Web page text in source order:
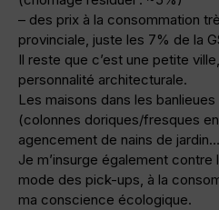
– des prix à la consommation
provinciale, juste les 7% de la
Il reste que c’est une petite
personnalité architecturale.
Les maisons dans les
(colonnes doriques/fresques
agencement de nains de
Je m’insurge également
mode des pick-ups, à la
ma conscience écologique.